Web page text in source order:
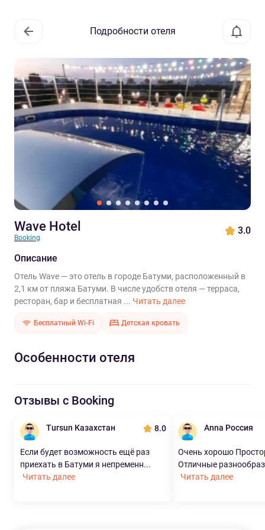
Подробности отеля
Wave Hotel
Booking
3.0
Описание
Отель Wave — это отель в городе Батуми, расположенный в
2,1 км от пляжа Батуми. В числе удобств отеля — терраса,
ресторан, бар и бесплатная ... Читать далее
Бесплатный Wi-Fi Детская кровать
Особенности отеля
Отзывы с Booking
Tursun Казахстан 8.0
Если будет возможность ещё раз
приехать в Батуми я непременн...
Читать далее
Anna Россия
Очень хорошо
Отличные
Читать далее